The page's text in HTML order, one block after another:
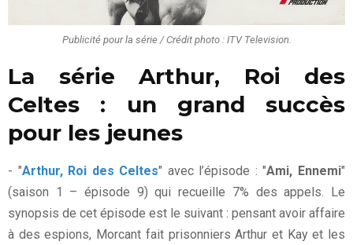
Publicité pour la série / Crédit photo : ITV Television.
La série Arthur, Roi des
Celtes : un grand succès
pour les jeunes
- "Arthur, Roi des Celtes" avec l’épisode : "Ami, Ennemi"
(saison 1 – épisode 9) qui recueille 7% des appels. Le
synopsis de cet épisode est le suivant : pensant avoir affaire
à des espions, Morcant fait prisonniers Arthur et Kay et les